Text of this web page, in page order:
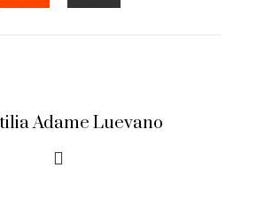
Adame Luevano